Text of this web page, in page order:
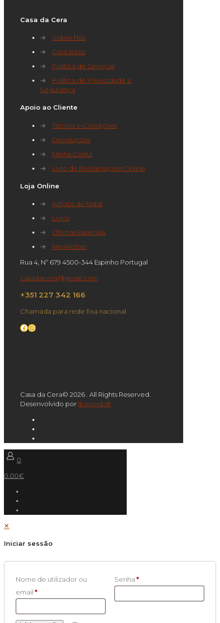
Casa da Cera
→
Sobre Nós
→
Contactos
→
Política de Serviços
→
Política de Privacidade e
Segurança
Apoio ao Cliente
→
Termos e Condições
→
Devoluções
→
Minha Conta
→
Livro de Reclamações Online
Loja Online
→
Artigos de Natal
→
Livros
→
Ofertas Especiais
→
Newsletter
Rua 4, Nº 679 4500-344 Espinho Portugal
casadacera@gmail.com
+351 227 342 166
Chamada para rede fixa nacional
Facebook
Instagram
Casa da Cera© 2026 . All Rights Reserved.
Desenvolvido por Iberweb®
0
0.00€
✕
Iniciar sessão
Nome de utilizador ou
email *
Senha *